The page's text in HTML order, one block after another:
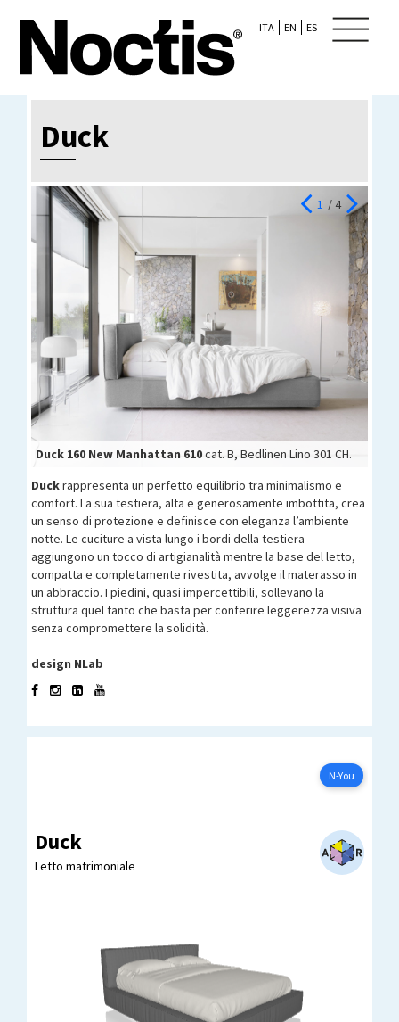
ITA EN ES
Duck
Duck 160 New Manhattan 610cat. B, Bedlinen Lino 301 CH.
Duck 160 New Manhattan 610
Duck 160
Duck 160
/ 4
1
Duckrappresenta un perfetto equilibrio tra minimalismo e
comfort. La sua testiera, alta e generosamente imbottita, crea
un senso di protezione e definisce con eleganza l’ambiente
notte. Le cuciture a vista lungo i bordi della testiera
aggiungono un tocco di artigianalità mentre la base del letto,
compatta e completamente rivestita, avvolge il materasso in
un abbraccio. I piedini, quasi impercettibili, sollevano la
struttura quel tanto che basta per conferire leggerezza visiva
senza compromettere la solidità.
design NLab
N-You